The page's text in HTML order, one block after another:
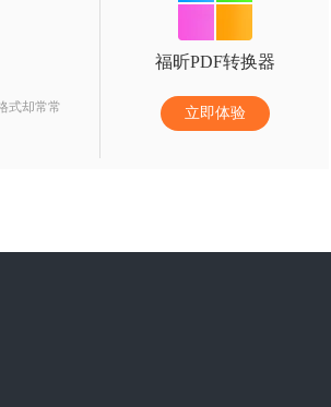
式却常常
福昕PDF转换器
立即体验